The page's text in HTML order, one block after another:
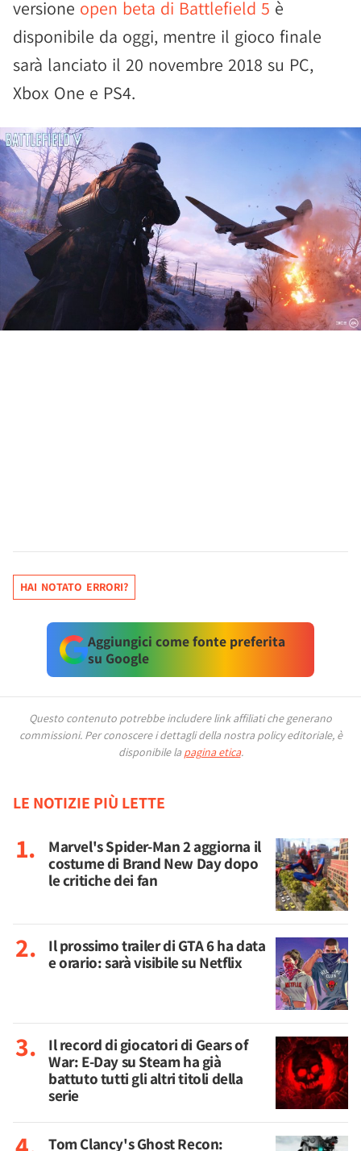
versione open beta di Battlefield 5 è
disponibile da oggi, mentre il gioco finale
sarà lanciato il 20 novembre 2018 su PC,
Xbox One e PS4.
HAI NOTATO ERRORI?
Aggiungici come fonte preferita
su Google
Questo contenuto potrebbe includere link affiliati che generano
commissioni. Per conoscere i dettagli della nostra policy editoriale, è
disponibile la pagina etica.
LE NOTIZIE PIÙ LETTE
Marvel's Spider-Man 2 aggiorna il
costume di Brand New Day dopo
le critiche dei fan
Il prossimo trailer di GTA 6 ha data
e orario: sarà visibile su Netflix
Il record di giocatori di Gears of
War: E-Day su Steam ha già
battuto tutti gli altri titoli della
serie
Tom Clancy's Ghost Recon: